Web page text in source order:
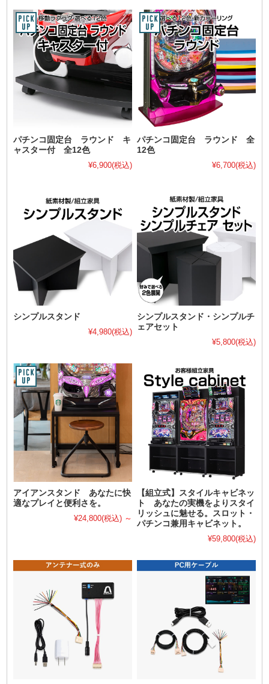
パチンコ固定台 ラウンド キ
ャスター付 全12色
¥6,900(税込)
パチンコ固定台 ラウンド 全
12色
¥6,700(税込)
シンプルスタンド
¥4,980(税込)
シンプルスタンド・シンプルチ
ェアセット
¥5,800(税込)
アイアンスタンド あなたに快
適なプレイと便利さを。
¥24,800(税込) ～
【組立式】スタイルキャビネッ
ト あなたの実機をよりスタイ
リッシュに魅せる。スロット・
パチンコ兼用キャビネット。
¥59,800(税込)